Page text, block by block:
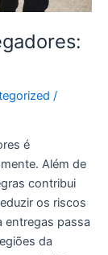
/
é
Além de
contribui
os riscos
entregas passa
da